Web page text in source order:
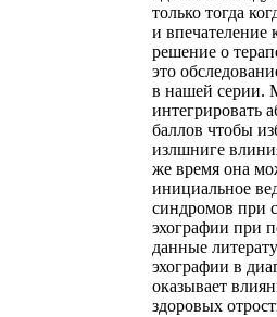
только тогда
и впечателение
решение о
это
в нашей серии.
интегрировать
баллов чтобы
излшниге
же время она
инициальное
синдромов при
эхографии при
данные
эхографии в
оказывает
здоровых